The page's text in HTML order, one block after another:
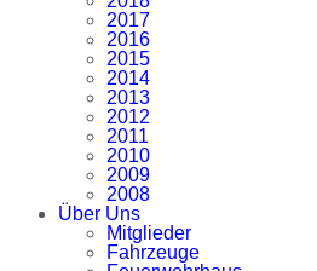
2017
2016
2015
2014
2013
2012
2011
2010
2009
2008
Über Uns
Mitglieder
Fahrzeuge